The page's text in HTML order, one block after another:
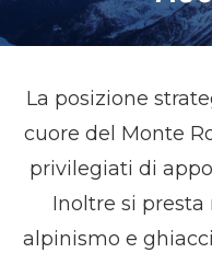
La posizione
cuore del Monte
privilegiati di
Inoltre si
alpinismo e